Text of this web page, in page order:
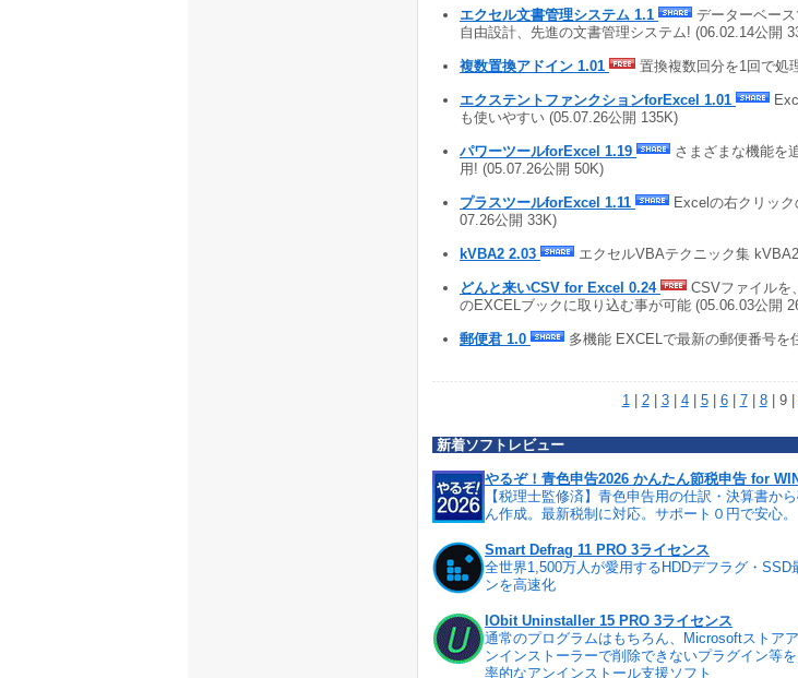
エクセル文書管理システム 1.1
データーベー
自由設計、先進の文書管理システム! (06.02.14公開
複数置換アドイン 1.01 置換複数回分を1回で処
エクステントファンクションforExcel 1.01
も使いやすい (05.07.26公開 135K)
パワーツールforExcel 1.19
さまざまな機能を
用! (05.07.26公開 50K)
プラスツールforExcel 1.11
Excelの右クリッ
07.26公開 33K)
kVBA2 2.03 エクセルVBAテクニック集
どんと来いCSV for Excel 0.24
CSVファイルを
のEXCELブックに取り込む事が可能 (05.06.03公開
郵便君 1.0 多機能 EXCELで最新の郵便番号を
1 | 2| 3| 4| 5| 6| 7| 8| 9 |
新着ソフトレビュー
やるぞ！青色申告2026 かんたん節税申告 for
【税理士監修済】青色申告用の仕訳・決算書か
ん作成。最新税制に対応。サポート０円で安心。
Smart Defrag 11 PRO 3ライセンス
全世界1,500万人が愛用するHDDデフラグ・
ンを高速化
IObit Uninstaller 15 PRO 3ライセンス
通常のプログラムはもちろん、Microsoftストア
ンインストーラーで削除できないプラグイン等
率的なアンインストール支援ソフト